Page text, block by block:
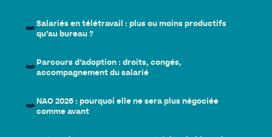
Salariés en télétravail : plus ou moins productifs
qu’au bureau ?
Parcours d’adoption : droits, congés,
accompagnement du salarié
NAO 2026 : pourquoi elle ne sera plus négociée
comme avant